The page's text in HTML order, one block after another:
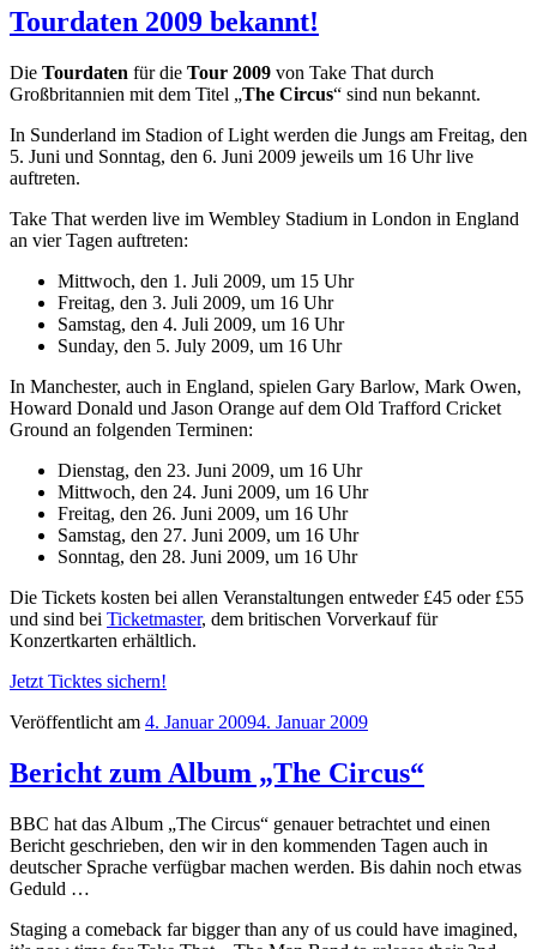
Tourdaten 2009 bekannt!
Die Tourdaten für die Tour 2009 von Take That durch
Großbritannien mit dem Titel „The Circus“ sind nun bekannt.
In Sunderland im Stadion of Light werden die Jungs am Freitag, den
5. Juni und Sonntag, den 6. Juni 2009 jeweils um 16 Uhr live
auftreten.
Take That werden live im Wembley Stadium in London in England
an vier Tagen auftreten:
Mittwoch, den 1. Juli 2009, um 15 Uhr
Freitag, den 3. Juli 2009, um 16 Uhr
Samstag, den 4. Juli 2009, um 16 Uhr
Sunday, den 5. July 2009, um 16 Uhr
In Manchester, auch in England, spielen Gary Barlow, Mark Owen,
Howard Donald und Jason Orange auf dem Old Trafford Cricket
Ground an folgenden Terminen:
Dienstag, den 23. Juni 2009, um 16 Uhr
Mittwoch, den 24. Juni 2009, um 16 Uhr
Freitag, den 26. Juni 2009, um 16 Uhr
Samstag, den 27. Juni 2009, um 16 Uhr
Sonntag, den 28. Juni 2009, um 16 Uhr
Die Tickets kosten bei allen Veranstaltungen entweder £45 oder £55
und sind bei Ticketmaster, dem britischen Vorverkauf für
Konzertkarten erhältlich.
Jetzt Ticktes sichern!
Veröffentlicht am 4. Januar 20094. Januar 2009
Bericht zum Album „The Circus“
BBC hat das Album „The Circus“ genauer betrachtet und einen
Bericht geschrieben, den wir in den kommenden Tagen auch in
deutscher Sprache verfügbar machen werden. Bis dahin noch etwas
Geduld …
Staging a comeback far bigger than any of us could have imagined,